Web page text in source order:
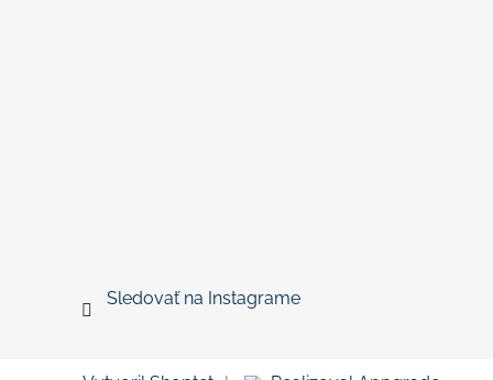
Sledovať na Instagrame